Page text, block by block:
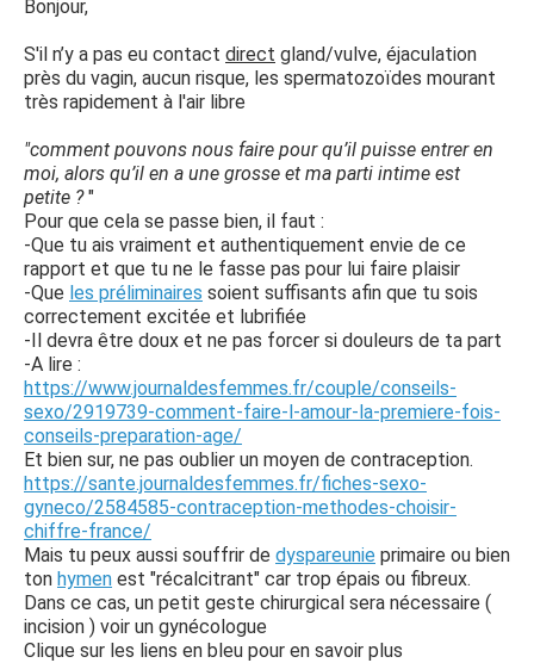
Bonjour,
S'il n’y a pas eu contact direct gland/vulve, éjaculation
près du vagin, aucun risque, les spermatozoïdes mourant
très rapidement à l'air libre
"comment pouvons nous faire pour qu’il puisse entrer en
moi, alors qu’il en a une grosse et ma parti intime est
petite ?"
Pour que cela se passe bien, il faut :
-Que tu ais vraiment et authentiquement envie de ce
rapport et que tu ne le fasse pas pour lui faire plaisir
-Que les préliminaires soient suffisants afin que tu sois
correctement excitée et lubrifiée
-Il devra être doux et ne pas forcer si douleurs de ta part
-A lire :
https://www.journaldesfemmes.fr/couple/conseils-
sexo/2919739-comment-faire-l-amour-la-premiere-fois-
conseils-preparation-age/
Et bien sur, ne pas oublier un moyen de contraception.
https://sante.journaldesfemmes.fr/fiches-sexo-
gyneco/2584585-contraception-methodes-choisir-
chiffre-france/
Mais tu peux aussi souffrir de dyspareunie primaire ou bien
ton hymen est "récalcitrant" car trop épais ou fibreux.
Dans ce cas, un petit geste chirurgical sera nécessaire (
incision ) voir un gynécologue
Clique sur les liens en bleu pour en savoir plus